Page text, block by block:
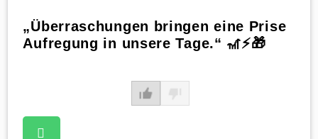
„Überraschungen bringen eine Prise
Aufregung in unsere Tage.“ 🎢⚡🎁